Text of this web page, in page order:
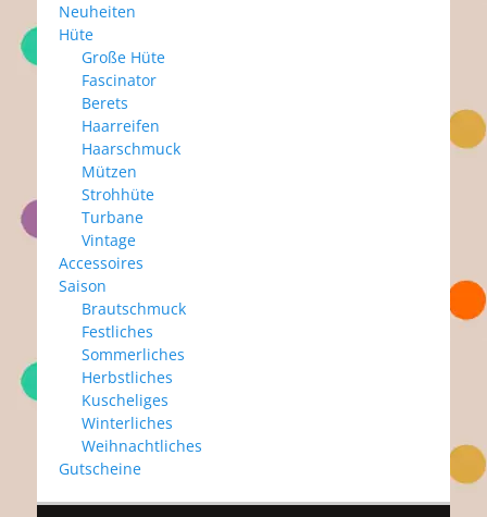
Neuheiten
Hüte
Große Hüte
Fascinator
Berets
Haarreifen
Haarschmuck
Mützen
Strohhüte
Turbane
Vintage
Accessoires
Saison
Brautschmuck
Festliches
Sommerliches
Herbstliches
Kuscheliges
Winterliches
Weihnachtliches
Gutscheine